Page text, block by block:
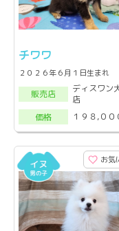
チワワ
２０２６年６月１日生まれ
販売店
ディスワン
店
価格
１９８,００
お気